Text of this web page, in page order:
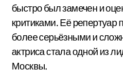
быстро был замечен и
критиками. Её репертуар
более серьёзными и
актриса стала одной из
Москвы.